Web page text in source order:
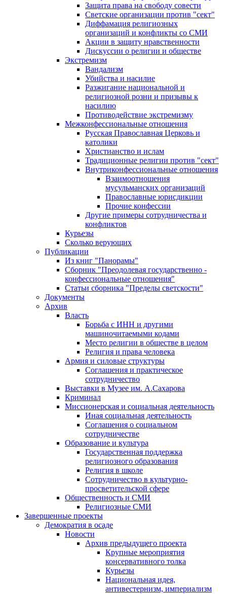
Защита права на свободу совести
Светские организации против "сект"
Диффамация религиозных
организаций и конфликты со СМИ
Акции в защиту нравственности
Дискуссии о религии и обществе
Экстремизм
Вандализм
Убийства и насилие
Разжигание национальной и
религиозной розни и призывы к
насилию
Противодействие экстремизму
Межконфессиональные отношения
Русская Православная Церковь и
католики
Христианство и ислам
Традиционные религии против "сект"
Внутриконфессиональные отношения
Взаимоотношения
мусульманских организаций
Православные юрисдикции
Прочие конфессии
Другие примеры сотрудничества и
конфликтов
Курьезы
Сколько верующих
Публикации
Из книг "Панорамы"
Сборник "Преодолевая государственно -
конфессиональные отношения"
Статьи сборника "Пределы светскости"
Документы
Архив
Власть
Борьба с ИНН и другими
машиночитаемыми кодами
Место религии в обществе в целом
Религия и права человека
Армия и силовые структуры
Соглашения и практическое
сотрудничество
Выставки в Музее им. А.Сахарова
Криминал
Миссионерская и социальная деятельность
Иная социальная деятельность
Соглашения о социальном
сотрудничестве
Образование и культура
Государственная поддержка
религиозного образования
Религия в школе
Сотрудничество в культурно-
просветительской сфере
Общественность и СМИ
Религиозные СМИ
Завершенные проекты
Демократия в осаде
Новости
Архив предыдущего проекта
Крупные мероприятия
консервативного толка
Курьезы
Национальная идея,
антивестернизм, империализм